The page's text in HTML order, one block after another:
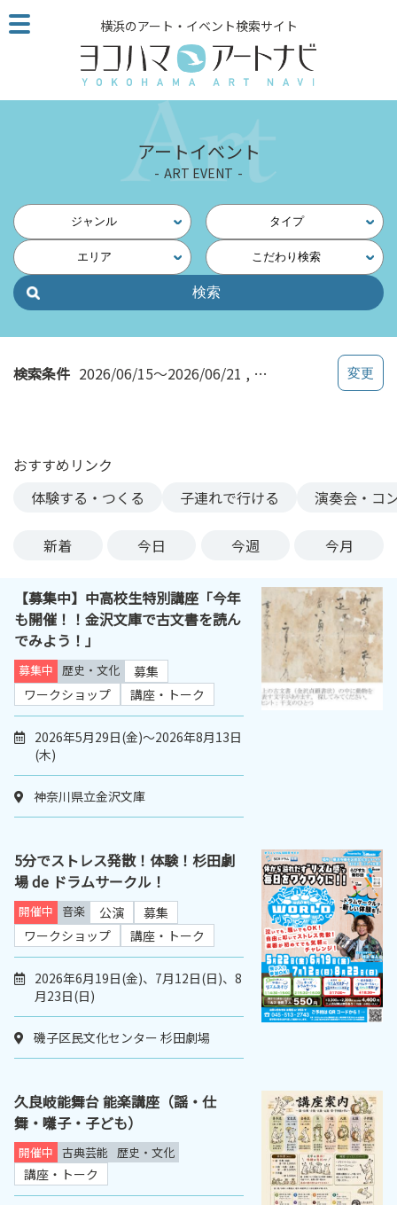
こ
の
ジ
読
他
ペ
の
横浜のアート・イベント検索サイト
アートイベント
ART EVENT
ジャンル タイプ
エリア こだわり検索
検索条件 2026/06/15～2026/06/21 講座・トーク
おすすめリンク
体験する・つくる
子連れで行ける 演奏会・コ
新着 今日 今週 今月
【募集中】中高校生特別講座「今年
も開催！！金沢文庫で古文書を読ん
でみよう！」
募集中 歴史・文化
募集
ワークショップ
講座・トーク
2026年5月29日(金)～2026年8月13日
(木)
神奈川県立金沢文庫
5分でストレス発散！体験！杉田劇
場 de ドラムサークル！
開催中 音楽 公演
募集
ワークショップ
講座・トーク
2026年6月19日(金)、7月12日(日)、8
月23日(日)
磯子区民文化センター 杉田劇場
久良岐能舞台 能楽講座（謡・仕
舞・囃子・子ども）
開催中 古典芸能 歴史・文化
講座・トーク